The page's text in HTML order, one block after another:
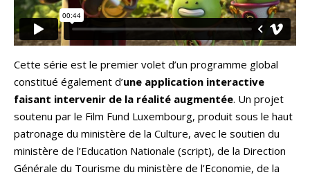
Cette série est le premier volet d’un programme global
constitué également d’une application interactive
faisant intervenir de la réalité augmentée. Un projet
soutenu par le Film Fund Luxembourg, produit sous le haut
patronage du ministère de la Culture, avec le soutien du
ministère de l’Education Nationale (script), de la Direction
Générale du Tourisme du ministère de l’Economie, de la